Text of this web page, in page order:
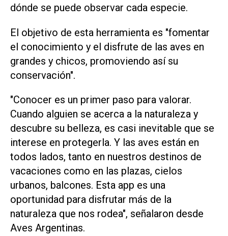
dónde se puede observar cada especie.
El objetivo de esta herramienta es "fomentar
el conocimiento y el disfrute de las aves en
grandes y chicos, promoviendo así su
conservación".
"Conocer es un primer paso para valorar.
Cuando alguien se acerca a la naturaleza y
descubre su belleza, es casi inevitable que se
interese en protegerla. Y las aves están en
todos lados, tanto en nuestros destinos de
vacaciones como en las plazas, cielos
urbanos, balcones. Esta app es una
oportunidad para disfrutar más de la
naturaleza que nos rodea", señalaron desde
Aves Argentinas.